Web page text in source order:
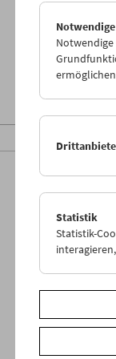
08
Notwendige
Statistik
Statistik-